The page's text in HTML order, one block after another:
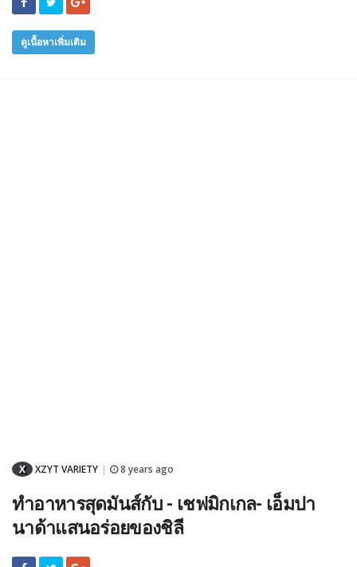
ดูเนื้อหาเพิ่มเติม
X XZYT VARIETY 8 years ago
ทำอาหารสุดมันส์กับ - เชฟมิกเกล- เอ็มปา
นาด้าแสนอร่อยของชิลี